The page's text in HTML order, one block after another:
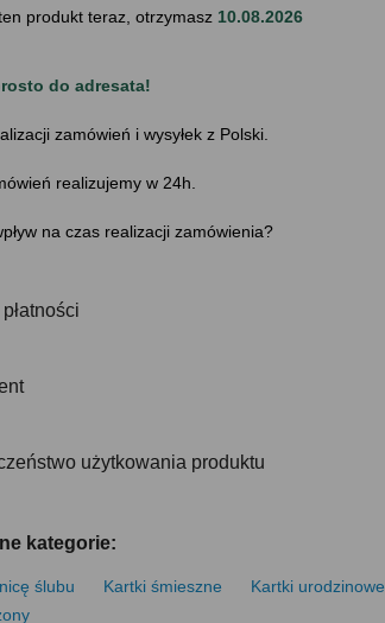
produkt teraz, otrzymasz 10.08.2026
do adresata!
zamówień i wysyłek z Polski.
realizujemy w 24h.
na czas realizacji zamówienia
użytkowania produktu
kategorie:
ślubu Kartki śmieszne Kartki urodzinowe